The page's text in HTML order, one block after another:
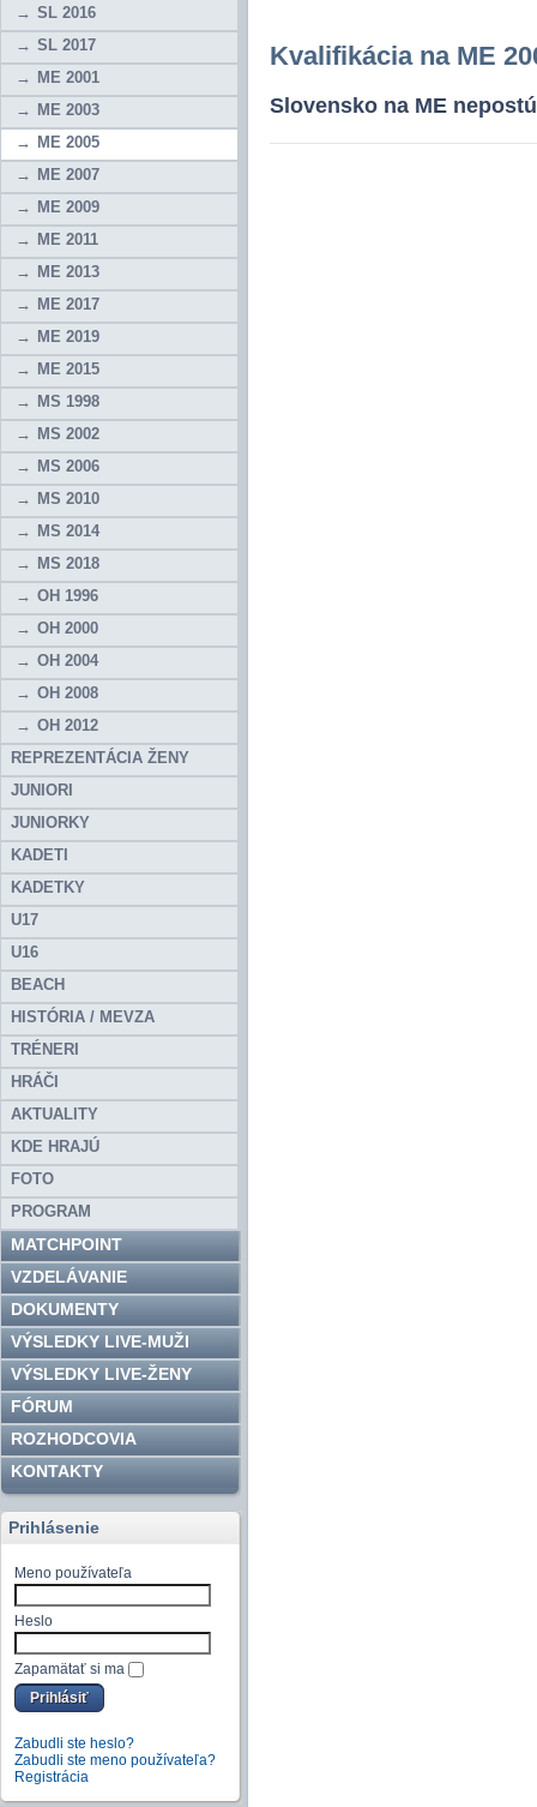
SL 2016
SL 2017
ME 2001
ME 2003
ME 2005
ME 2007
ME 2009
ME 2011
ME 2013
ME 2017
ME 2019
ME 2015
MS 1998
MS 2002
MS 2006
MS 2010
MS 2014
MS 2018
OH 1996
OH 2000
OH 2004
OH 2008
OH 2012
REPREZENTÁCIA ŽENY
JUNIORI
JUNIORKY
KADETI
KADETKY
U17
U16
BEACH
HISTÓRIA / MEVZA
TRÉNERI
HRÁČI
AKTUALITY
KDE HRAJÚ
FOTO
PROGRAM
MATCHPOINT
VZDELÁVANIE
DOKUMENTY
VÝSLEDKY LIVE-MUŽI
VÝSLEDKY LIVE-ŽENY
FÓRUM
ROZHODCOVIA
KONTAKTY
Prihlásenie
Meno používateľa
Heslo
Zapamätať si ma
Zabudli ste heslo?
Zabudli ste meno používateľa?
Registrácia
Kvalifikácia na ME
Slovensko na ME